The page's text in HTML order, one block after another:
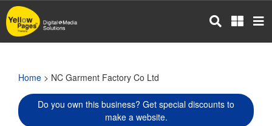
Skip
to
main
Home > NC Garment Factory Co Ltd
Do you own this business? Get special discounts to
make a website.